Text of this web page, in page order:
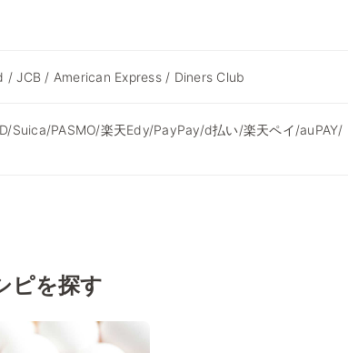
/ JCB / American Express / Diners Club
Suica/PASMO/楽天Edy/PayPay/d払い/楽天ペイ/auPAY/
ピを探す